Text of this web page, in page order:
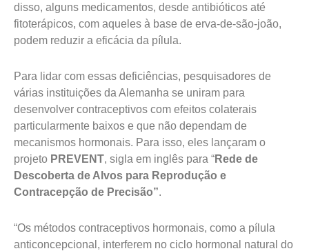
disso, alguns medicamentos, desde antibióticos até
fitoterápicos, com aqueles à base de erva-de-são-joão,
podem reduzir a eficácia da pílula.
Para lidar com essas deficiências, pesquisadores de
várias instituições da Alemanha se uniram para
desenvolver contraceptivos com efeitos colaterais
particularmente baixos e que não dependam de
mecanismos hormonais. Para isso, eles lançaram o
projeto PREVENT, sigla em inglês para “Rede de
Descoberta de Alvos para Reprodução e
Contracepção de Precisão”.
“Os métodos contraceptivos hormonais, como a pílula
anticoncepcional, interferem no ciclo hormonal natural do